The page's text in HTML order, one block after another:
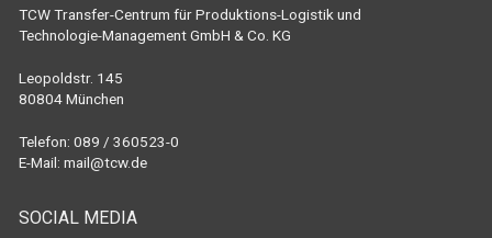
TCW Transfer-Centrum für Produktions-Logistik und
Technologie-Management GmbH & Co. KG
Leopoldstr. 145
80804 München
Telefon: 089 / 360523-0
E-Mail: mail@tcw.de
SOCIAL MEDIA